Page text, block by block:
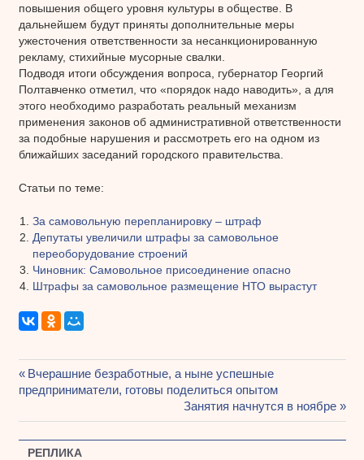
повышения общего уровня культуры в обществе. В
дальнейшем будут приняты дополнительные меры
ужесточения ответственности за несанкционированную
рекламу, стихийные мусорные свалки.
Подводя итоги обсуждения вопроса, губернатор Георгий
Полтавченко отметил, что «порядок надо наводить», а для
этого необходимо разработать реальный механизм
применения законов об административной ответственности
за подобные нарушения и рассмотреть его на одном из
ближайших заседаний городского правительства.
Статьи по теме:
За самовольную перепланировку – штраф
Депутаты увеличили штрафы за самовольное
переоборудование строений
Чиновник: Самовольное присоединение опасно
Штрафы за самовольное размещение НТО вырастут
Навигация
по
записям
Предыдущая
запись:
Вчерашние безработные, а ныне успешные
предприниматели, готовы поделиться опытом
Следующая
запись:
Занятия начнутся в ноябре
РЕПЛИКА